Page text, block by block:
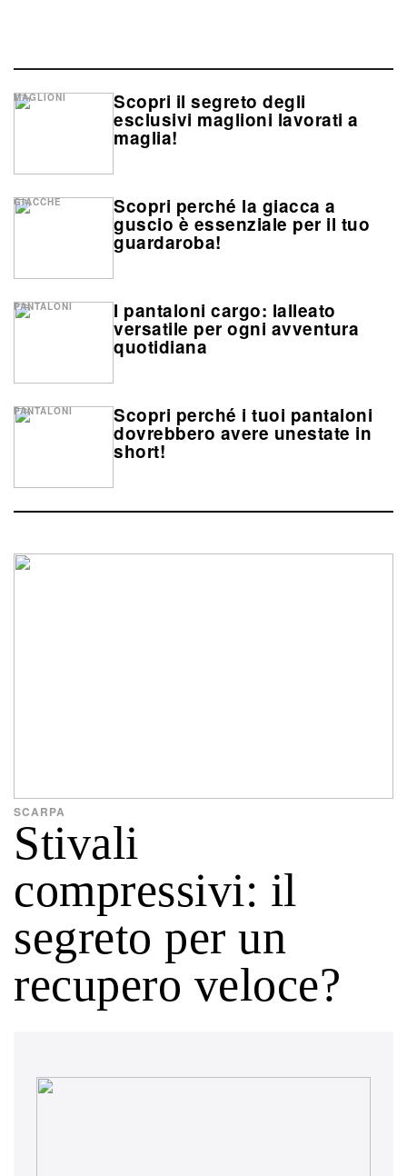
Scopri il segreto degli
esclusivi maglioni lavorati a
maglia!
MAGLIONI
Scopri perché la giacca a
guscio è essenziale per il tuo
guardaroba!
GIACCHE
I pantaloni cargo: lalleato
versatile per ogni avventura
quotidiana
PANTALONI
Scopri perché i tuoi pantaloni
dovrebbero avere unestate in
short!
PANTALONI
Stivali
compressivi: il
segreto per un
recupero veloce?
SCARPA